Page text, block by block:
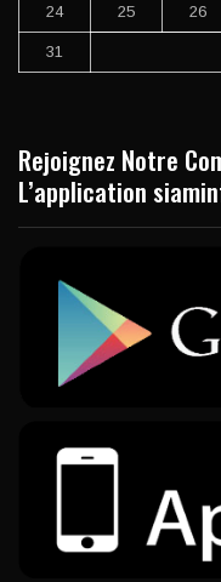
24 25 26
31
Rejoignez Notre
L’application